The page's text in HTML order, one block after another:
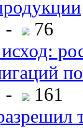
-
76
-
161